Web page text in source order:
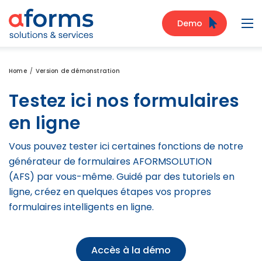
Zum Inhalt
Zum Menü
Zur Suche
Demo
Home Version de démonstration
Testez ici nos formulaires
en ligne
Vous pouvez tester ici certaines fonctions de notre
générateur de formulaires AFORMSOLUTION
(AFS) par vous-même. Guidé par des tutoriels en
ligne, créez en quelques étapes vos propres
formulaires intelligents en ligne.
Accès à la démo